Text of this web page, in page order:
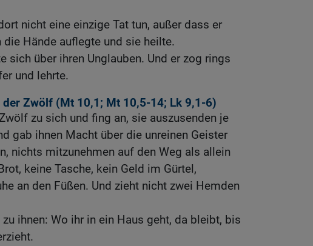
nicht eine einzige Tat tun, außer dass er
die Hände auflegte und sie heilte.
sich über ihren Unglauben. Und er zog rings
und lehrte.
der Zwölf (Mt 10,1; Mt 10,5-14; Lk 9,1-6)
zu sich und fing an, sie auszusenden je
gab ihnen Macht über die unreinen Geister
nichts mitzunehmen auf den Weg als allein
keine Tasche, kein Geld im Gürtel,
an den Füßen. Und zieht nicht zwei Hemden
zu ihnen: Wo ihr in ein Haus geht, da bleibt, bis